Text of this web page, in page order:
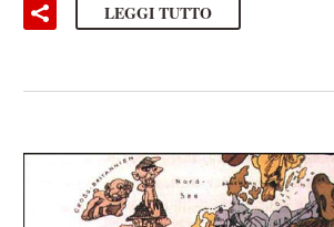
LEGGI TUTTO